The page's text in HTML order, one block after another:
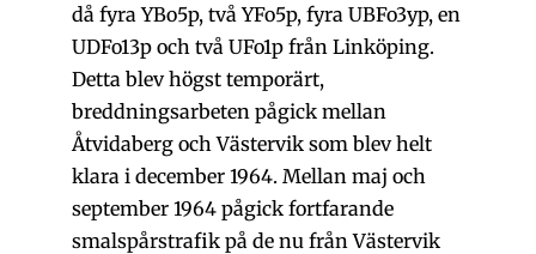
då fyra YBo5p, två YFo5p, fyra UBFo3yp, en
UDFo13p och två UFo1p från Linköping.
Detta blev högst temporärt,
breddningsarbeten pågick mellan
Åtvidaberg och Västervik som blev helt
klara i december 1964. Mellan maj och
september 1964 pågick fortfarande
smalspårstrafik på de nu från Västervik